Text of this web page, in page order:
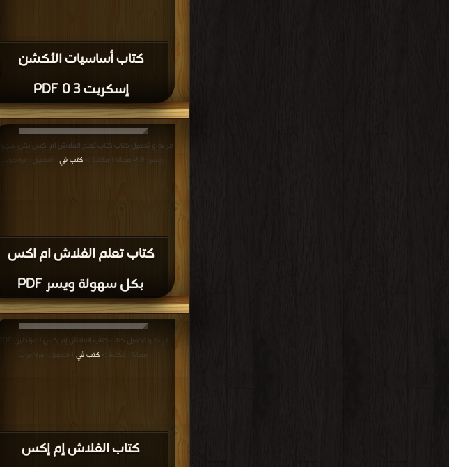
كتاب أساسيات الأكشن
إسكربت 3 0 PDF
كتاب تعلم الفلاش ام اكس
بكل سهولة ويسر PDF
قراءة و تحميل كتاب كتاب تعلم الفلاش ام اكس بكل سهولة
ويسر PDF مجانا | مكتبة >
كتب في | التحميل : مرة/مرات
كتاب الفلاش إم إكس
مجانا | مكتبة > كتب في | التحميل : مرة/مرات